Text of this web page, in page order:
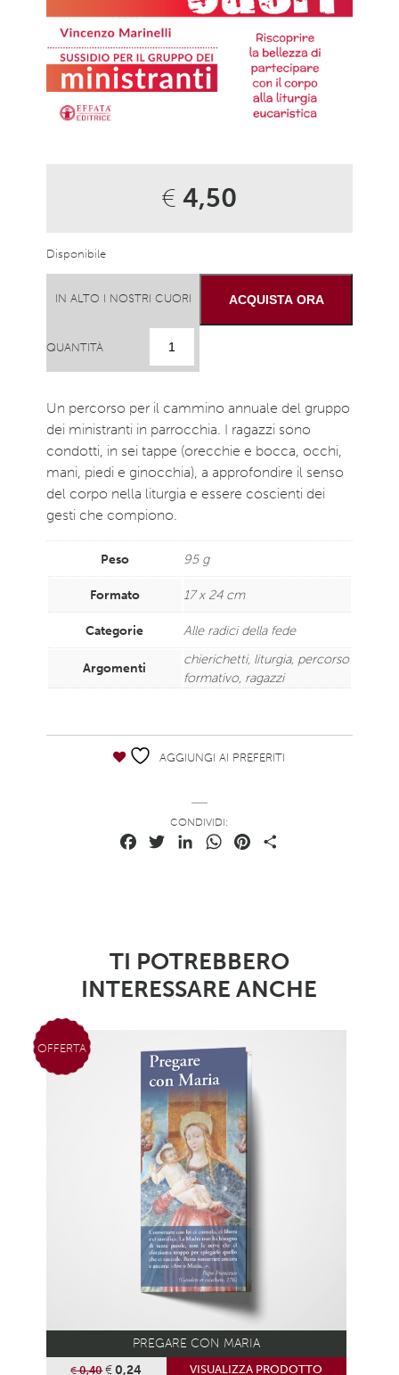
€ 4,50
Disponibile
IN ALTO I NOSTRI CUORI
QUANTITÀ
ACQUISTA ORA
Un percorso per il cammino annuale del gruppo
dei ministranti in parrocchia. I ragazzi sono
condotti, in sei tappe (orecchie e bocca, occhi,
mani, piedi e ginocchia), a approfondire il senso
del corpo nella liturgia e essere coscienti dei
gesti che compiono.
Peso 95 g
Formato 17 x 24 cm
Categorie Alle radici della fede
Argomenti
chierichetti, liturgia, percorso
formativo, ragazzi
AGGIUNGI AI PREFERITI
CONDIVIDI:
FacebookTwitterLinkedInWhatsAppPinterest
TI POTREBBERO
INTERESSARE ANCHE
OFFERTA
PREGARE CON MARIA
€0,40 €0,24 VISUALIZZA PRODOTTO